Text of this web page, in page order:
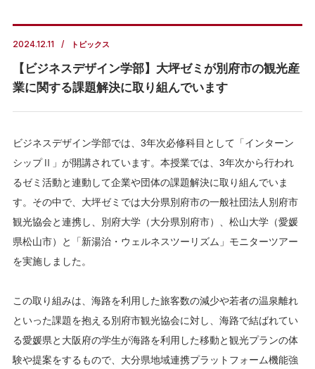
2024.12.11 トピックス
【ビジネスデザイン学部】大坪ゼミが別府市の観光産
業に関する課題解決に取り組んでいます
ビジネスデザイン学部では、3年次必修科目として「インターン
シップⅡ」が開講されています。本授業では、3年次から行われ
るゼミ活動と連動して企業や団体の課題解決に取り組んでいま
す。その中で、大坪ゼミでは大分県別府市の一般社団法人別府市
観光協会と連携し、別府大学（大分県別府市）、松山大学（愛媛
県松山市）と「新湯治・ウェルネスツーリズム」モニターツアー
を実施しました。
この取り組みは、海路を利用した旅客数の減少や若者の温泉離れ
といった課題を抱える別府市観光協会に対し、海路で結ばれてい
る愛媛県と大阪府の学生が海路を利用した移動と観光プランの体
験や提案をするもので、大分県地域連携プラットフォーム機能強